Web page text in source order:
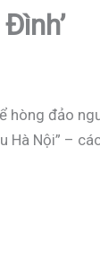
đảo
Nội” –